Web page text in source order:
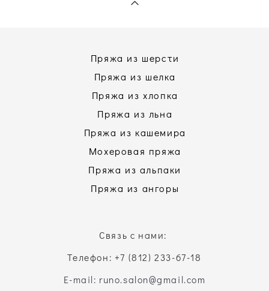
Пряжа из шерсти
Пряжа из шелка
Пряжа из хлопка
Пряжа из льна
Пряжа из кашемира
Мохеровая пряжа
Пряжа из альпаки
Пряжа из ангоры
Связь с нами:
Телефон: +7 (812) 233-67-18
E-mail: runo.salon@gmail.com